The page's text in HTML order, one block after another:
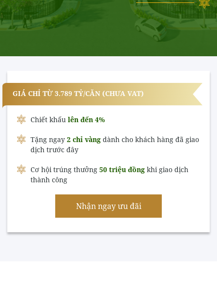
GIÁ CHỈ TỪ 3.789 TỶ/CĂN (CHƯA VAT)
Chiết khấu lên đến 4%
Tặng ngay 2 chỉ vàng dành cho khách hàng đã giao
dịch trước đây
Cơ hội trúng thưởng 50 triệu đồng khi giao dịch
thành công
Nhận ngay ưu đãi